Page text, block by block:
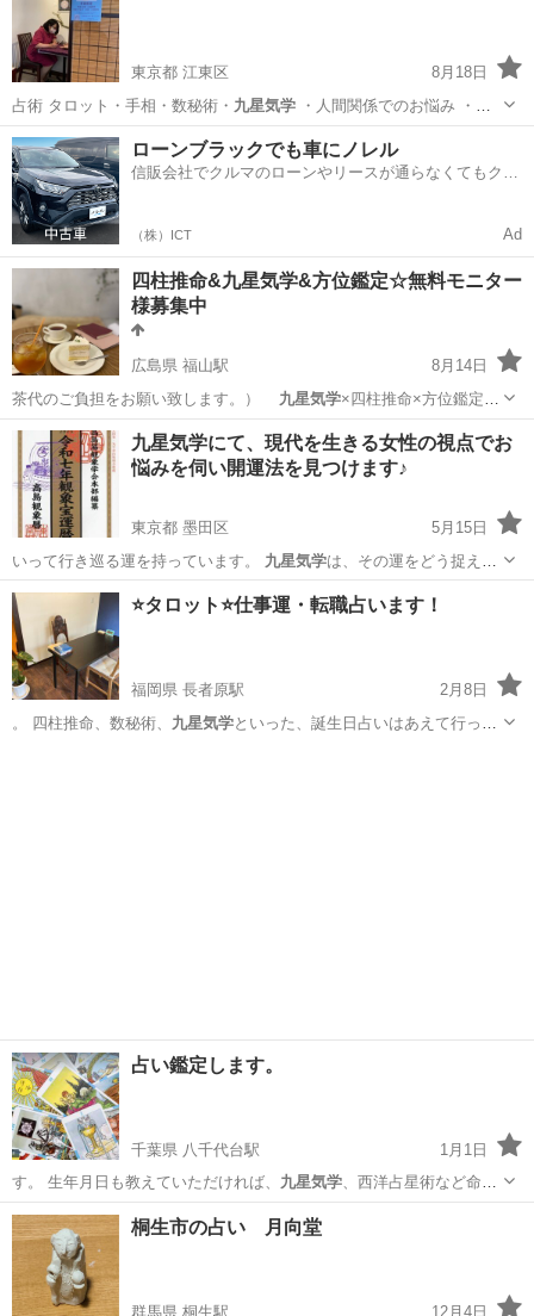
東京都 江東区
8月18日
占術 タロット・手相・数秘術・ 九星気学・人間関係でのお悩み ・恋
愛のお…
東京 江東区 占い師
ローンブラックでも車にノレル
信販会社でクルマのローンやリースが通らなくてもクル
（株）ICT Ad
四柱推命&九星気学&方位鑑定☆無料モニター
様募集中
広島県 福山駅
8月14日
茶代のご負担をお願い致します。） 九星気学×四柱推命×方位鑑定を
用いてお悩みを…
広島 福山市 福山駅 占い 無料
九星気学にて、現代を生きる女性の視点でお
悩みを伺い開運法を見つけます♪
東京都 墨田区
5月15日
いって行き巡る運を持っています。 九星気学は、その運をどう捉えて
プラスに変えて…
東京 墨田区 九星気学
⭐️タロット⭐️仕事運・転職占います！
福岡県 長者原駅
2月8日
。 四柱推命、数秘術、 九星気学といった、誕生日占いはあえて行って
占い鑑定します。
千葉県 八千代台駅
1月1日
す。 生年月日も教えていただければ、 九星気学、西洋占星術など命占
もいたします。 …
千葉 八千代市 八千代台駅 占い
桐生市の占い 月向堂
群馬県 桐生駅 12月4日